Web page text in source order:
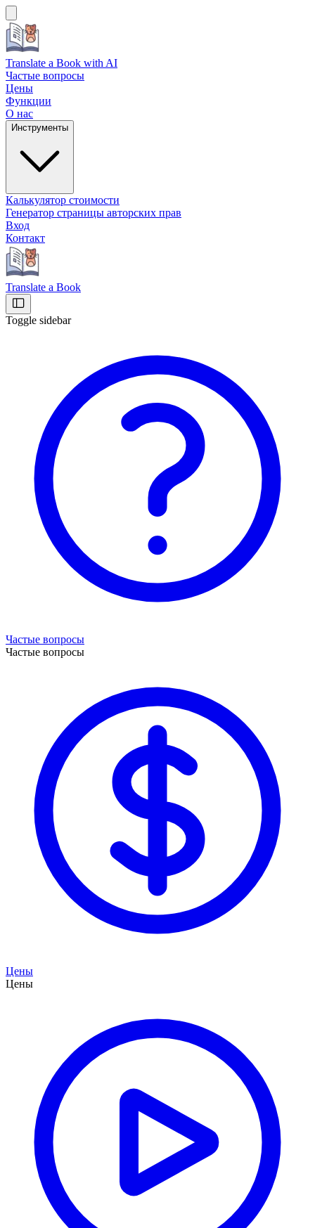
Translate a Book with AI
Частые вопросы
Цены
Функции
О нас
Инструменты
Калькулятор стоимости
Генератор страницы авторских прав
Вход
Контакт
Translate a Book
Toggle sidebar
Частые вопросы
Частые вопросы
Цены
Цены